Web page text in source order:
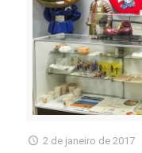
2 de janeiro de 2017